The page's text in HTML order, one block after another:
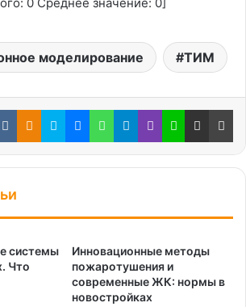
моделирование ТИМ
Вконтакте
Одноклассники
SkypeMessenger
WhatsApp
Telegram
ViberLine Поделиться через электронную почту
системы
Что
Инновационные методы
пожаротушения и
современные ЖК: нормы в
новостройках